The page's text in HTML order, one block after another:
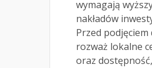
wymagają
nakładów
Przed podjęciem
rozważ lokalne
oraz